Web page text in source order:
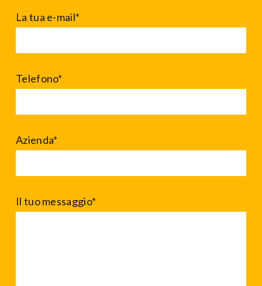
La tua e-mail*
Telefono*
Azienda*
Il tuo messaggio*